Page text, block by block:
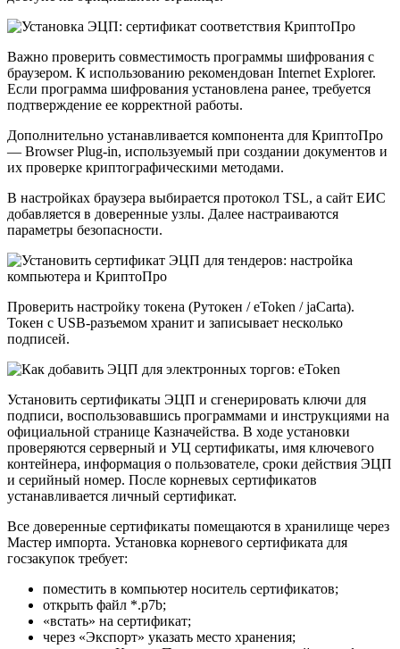
Важно проверить совместимость программы шифрования с
браузером. К использованию рекомендован Internet Explorer.
Если программа шифрования установлена ранее, требуется
подтверждение ее корректной работы.
Дополнительно устанавливается компонента для КриптоПро
— Browser Plug-in, используемый при создании документов и
их проверке криптографическими методами.
В настройках браузера выбирается протокол TSL, а сайт ЕИС
добавляется в доверенные узлы. Далее настраиваются
параметры безопасности.
Проверить настройку токена (Рутокен / eToken / jaCarta).
Токен с USB-разъемом хранит и записывает несколько
подписей.
Установить сертификаты ЭЦП и сгенерировать ключи для
подписи, воспользовавшись программами и инструкциями на
официальной странице Казначейства. В ходе установки
проверяются серверный и УЦ сертификаты, имя ключевого
контейнера, информация о пользователе, сроки действия ЭЦП
и серийный номер. После корневых сертификатов
устанавливается личный сертификат.
Все доверенные сертификаты помещаются в хранилище через
Мастер импорта. Установка корневого сертификата для
госзакупок требует:
поместить в компьютер носитель сертификатов;
открыть файл *.p7b;
«встать» на сертификат;
через «Экспорт» указать место хранения;